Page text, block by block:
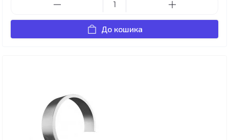
До кошика